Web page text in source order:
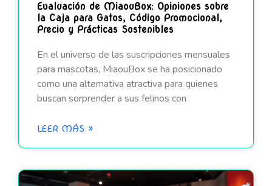
Evaluación de MiaouBox: Opiniones sobre
la Caja para Gatos, Código Promocional,
Precio y Prácticas Sostenibles
En el universo de las suscripciones mensuales
para mascotas, MiaouBox se ha posicionado
como una alternativa atractiva para quienes
buscan sorprender a sus felinos con
LEER MÁS »